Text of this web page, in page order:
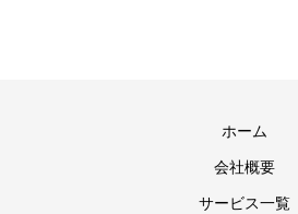
ホーム
会社概要
サービス一覧